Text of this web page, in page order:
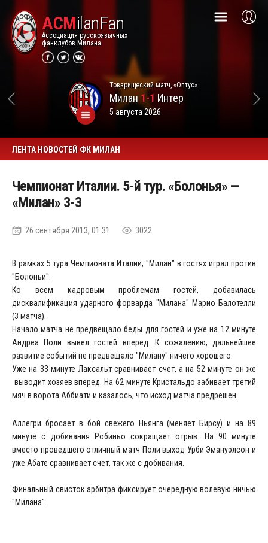
ACMilanFan
Ассоциация русскоязычных
фанклубов Милана
Товарищеский матч, «Оптус»
Милан1-1 Интер
5 августа 2026
ЛЕНТА НОВОСТЕЙ ФК МИЛАН
Чемпионат Италии. 5-й тур. «Болонья» —
«Милан» 3-3
26 сентября 2013, 01:31 3022
В рамках 5 тура Чемпионата Италии, "Милан" в гостях играл против
"Болоньи".
Ко всем кадровым проблемам гостей, добавилась
дисквалификация ударного форварда "Милана" Марио Балотелли
(3 матча).
Начало матча не предвещало беды для гостей и уже на 12 минуте
Андреа Поли вывел гостей вперед. К сожалению, дальнейшее
развитие событий не предвещало "Милану" ничего хорошего.
Уже на 33 минуте Лаксальт сравнивает счет, а на 52 минуте он же
выводит хозяев вперед. На 62 минуте Кристальдо забивает третий
мяч в ворота Аббиати и казалось, что исход матча предрешен.
Аллегри бросает в бой свежего Ньянга (меняет Бирсу) и на 89
минуте с добивания Робиньо сокращает отрыв. На 90 минуте
вместо проведшего отличный матч Поли выход Урби Эмануэлсон и
уже Абате сравнивает счет, так же с добивания.
Финальный свисток арбитра фиксирует очередную волевую ничью
"Милана".